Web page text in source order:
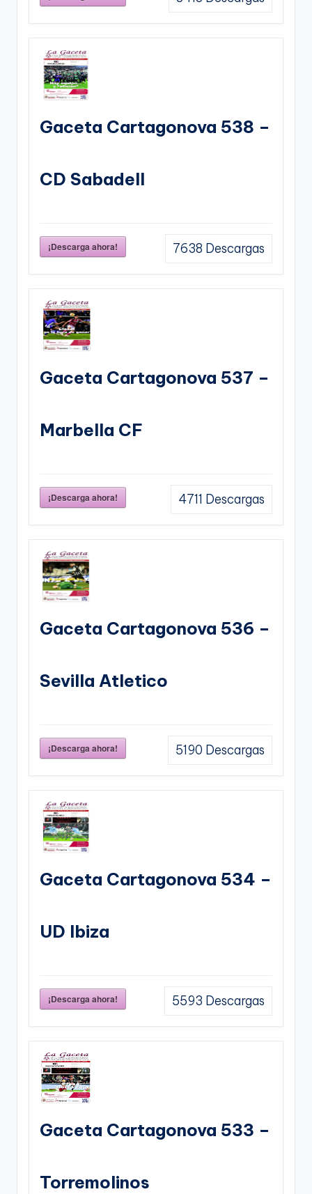
Gaceta Cartagonova 538 –
CD Sabadell
¡Descarga ahora! 7638 Descargas
Gaceta Cartagonova 537 –
Marbella CF
¡Descarga ahora! 4711 Descargas
Gaceta Cartagonova 536 –
Sevilla Atletico
¡Descarga ahora! 5190 Descargas
Gaceta Cartagonova 534 –
UD Ibiza
¡Descarga ahora! 5593 Descargas
Gaceta Cartagonova 533 –
Torremolinos